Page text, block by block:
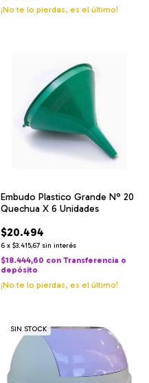
¡No te lo pierdas, es el último!
Embudo Plastico Grande N° 20
Quechua X 6 Unidades
$20.494
6 x $3.415,67 sin interés
$18.444,60 con Transferencia o
depósito
¡No te lo pierdas, es el último!
SIN STOCK